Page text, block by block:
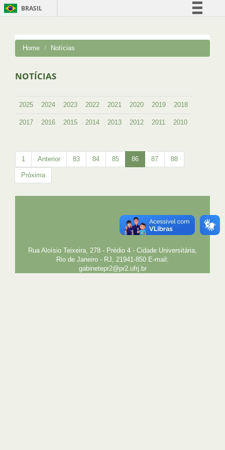
BRASIL
Comunica BR
Home Notícias
NOTÍCIAS
2025 2024 2023 2022 2021 2020 2019 2018
2017 2016 2015 2014 2013 2012 2011 2010
1 Anterior 83 84 85 86 87 88
Próxima
PLANEJAMENTO E DESENVOLVIMENTO
PESSOAL
GESTÃO E GOVERNANÇA
PREFEITURA
SIGA
SIBI
Rua Aloísio Teixeira, 278 - Prédio 4 - Cidade Universitária,
Rio de Janeiro - RJ, 21941-850 E-mail:
gabinetepr2@pr2.ufrj.br